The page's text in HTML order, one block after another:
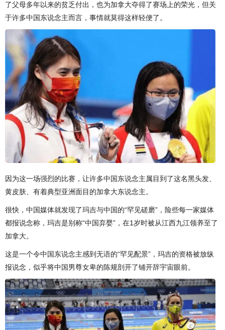
了父母多年以来的贫乏付出，也为加拿大夺得了赛场上的荣光，但关
于许多中国东说念主而言，事情就莫得这样轻便了。
因为这一场强烈的比赛，让许多中国东说念主属目到了这名黑头发、
黄皮肤、有着典型亚洲面目的加拿大东说念主。
很快，中国媒体就发现了玛吉与中国的“罕见磋磨”，险些每一家媒体
都报说念称，玛吉是别称“中国弃婴”，在1岁时被从江西九江领养至了
加拿大。
这是一个令中国东说念主感到无语的“罕见配景”，玛吉的资格被放纵
报说念，似乎将中国男尊女卑的陈规剖开了铺开辞宇宙眼前。